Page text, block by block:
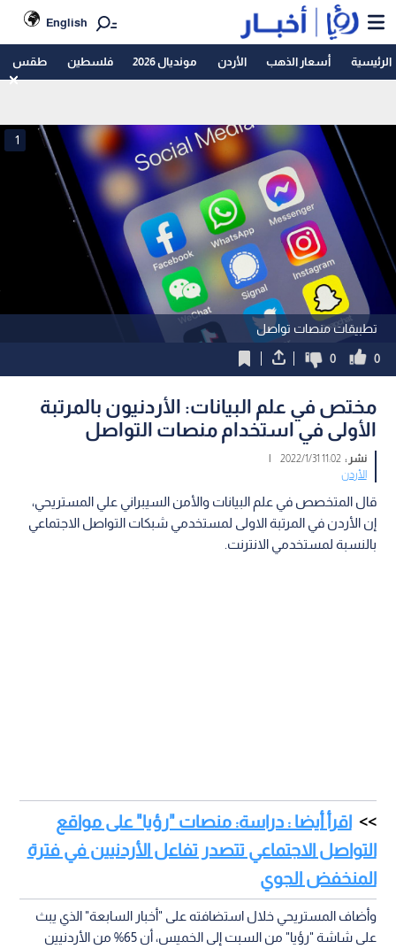
English
الرئيسية أسعار الذهب الأردن مونديال 2026 فلسطين طقس
تطبيقات منصات تواصل
1
0
0
مختص في علم البيانات: الأردنيون بالمرتبة
الأولى في استخدام منصات التواصل
نشر :11:02 2022/1/31
|
الأردن
قال المتخصص في علم البيانات والأمن السيبراني علي المستريحي،
إن الأردن في المرتبة الاولى لمستخدمي شبكات التواصل الاجتماعي
بالنسبة لمستخدمي الانترنت.
اقرأ أيضا : دراسة: منصات "رؤيا" على مواقع
التواصل الاجتماعي تتصدر تفاعل الأردنيين في فترة
المنخفض الجوي
وأضاف المستريحي خلال استضافته على "أخبار السابعة" الذي يبث
على شاشة "رؤيا" من السبت إلى الخميس، أن 65% من الأردنيين